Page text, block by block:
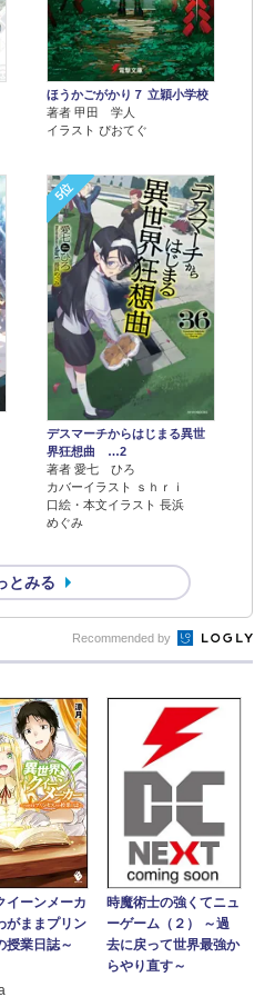
ほうかごがかり７ 立穎小学校
著者 甲田 学人
イラスト ぴおてぐ
5位
デスマーチからはじまる異世
界狂想曲 …2
著者 愛七 ひろ
カバーイラスト ｓｈｒｉ
口絵・本文イラスト 長浜
めぐみ
とみる
Recommended by
イーンメーカ
ままプリン
授業日誌～
時魔術士の強くてニュ
ーゲーム（２） ～過
去に戻って世界最強か
らやり直す～